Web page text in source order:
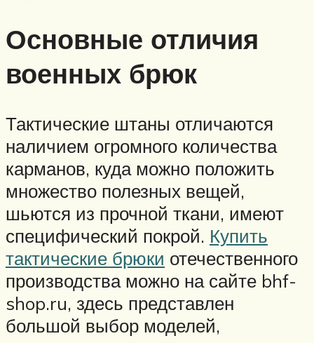
Основные отличия
военных брюк
Тактические штаны отличаются
наличием огромного количества
карманов, куда можно положить
множество полезных вещей,
шьются из прочной ткани, имеют
специфический покрой. Купить
тактические брюки отечественного
производства можно на сайте bhf-
shop.ru, здесь представлен
большой выбор моделей,